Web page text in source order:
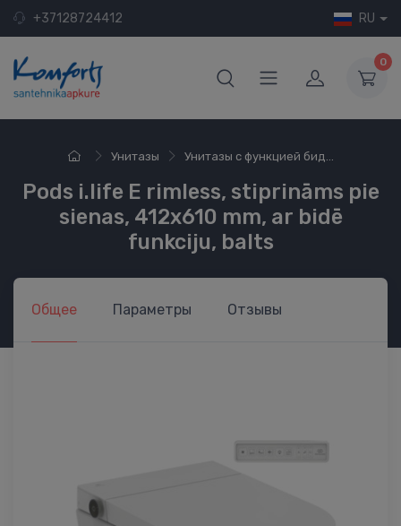
+37128724412 RU
0
Унитазы Унитазы с функцией бид...
Pods i.life E rimless, stiprināms pie
sienas, 412x610 mm, ar bidē
funkciju, balts
Общее Параметры Отзывы